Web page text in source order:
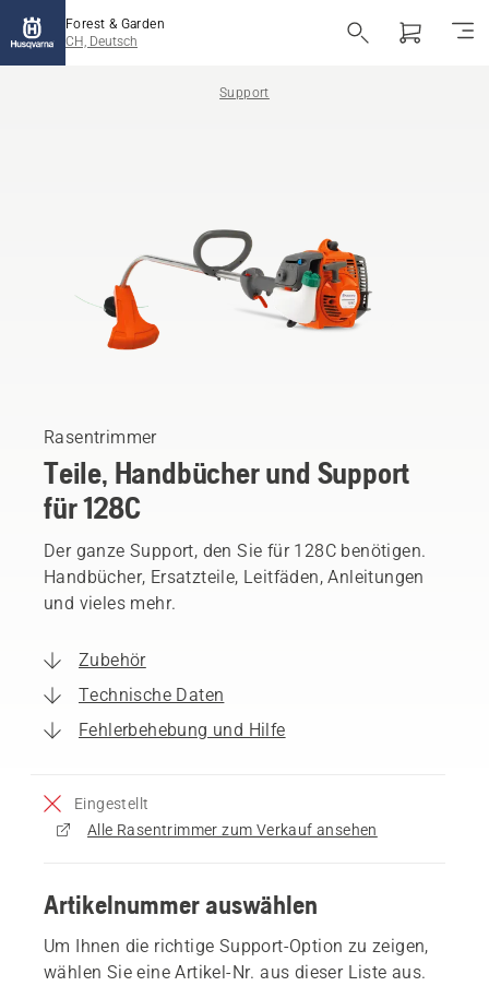
Forest & Garden
CH, Deutsch
Support
Rasentrimmer
Teile, Handbücher und Support
für 128C
Der ganze Support, den Sie für 128C benötigen.
Handbücher, Ersatzteile, Leitfäden, Anleitungen
und vieles mehr.
Zubehör
Technische Daten
Fehlerbehebung und Hilfe
Eingestellt
Alle Rasentrimmer zum Verkauf ansehen
Artikelnummer auswählen
Um Ihnen die richtige Support-Option zu zeigen,
wählen Sie eine Artikel-Nr. aus dieser Liste aus.